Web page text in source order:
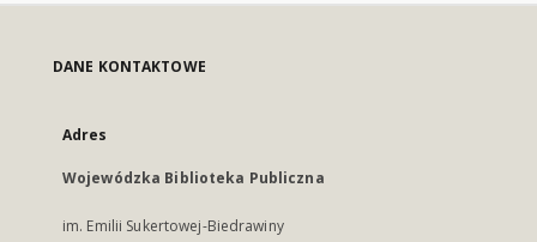
DANE KONTAKTOWE
Adres
Wojewódzka Biblioteka Publiczna
im. Emilii Sukertowej-Biedrawiny